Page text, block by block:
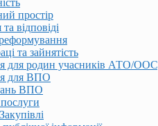
простір
відповіді
та зайнятість
для родин учасників АТО/
для ВПО
ВПО